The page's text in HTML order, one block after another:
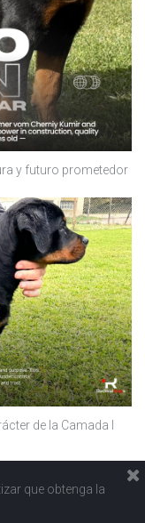
y futuro prometedor
de la Camada I
que obtenga la